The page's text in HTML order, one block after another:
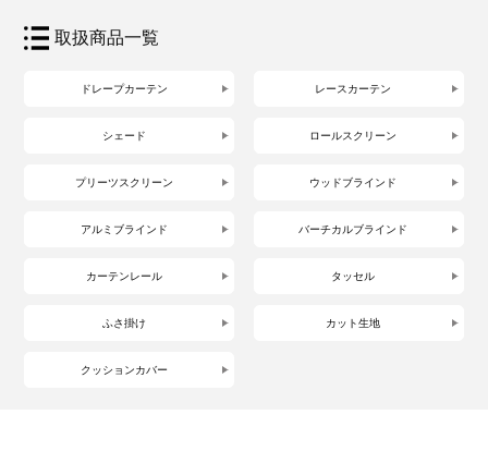
取扱商品一覧
ドレープカーテン レースカーテン
シェード ロールスクリーン
プリーツスクリーン ウッドブラインド
アルミブラインド バーチカルブラインド
カーテンレール タッセル
ふさ掛け カット生地
クッションカバー